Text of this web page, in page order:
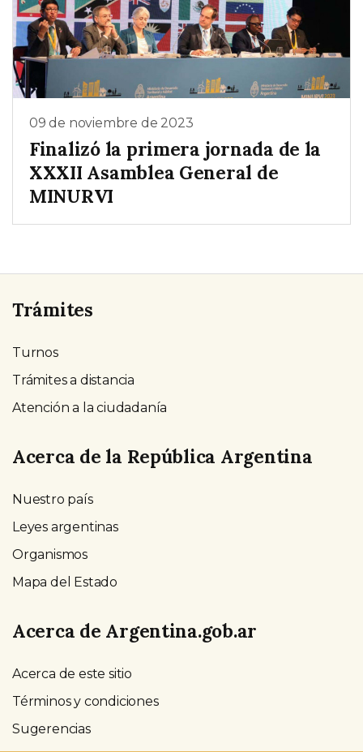
09 de noviembre de 2023
Finalizó la primera jornada de la
XXXII Asamblea General de
MINURVI
Trámites
Turnos
Trámites a distancia
Atención a la ciudadanía
Acerca de la República Argentina
Nuestro país
Leyes argentinas
Organismos
Mapa del Estado
Acerca de Argentina.gob.ar
Acerca de este sitio
Términos y condiciones
Sugerencias